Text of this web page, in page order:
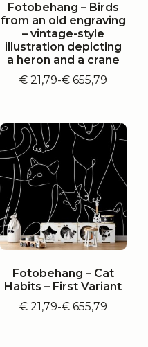
Fotobehang – Birds
from an old engraving
– vintage-style
illustration depicting
a heron and a crane
€21,79-€655,79
Prijsklasse:
€ 655,79
Fotobehang – Cat
Habits – First Variant
€21,79-€655,79
Prijsklasse: